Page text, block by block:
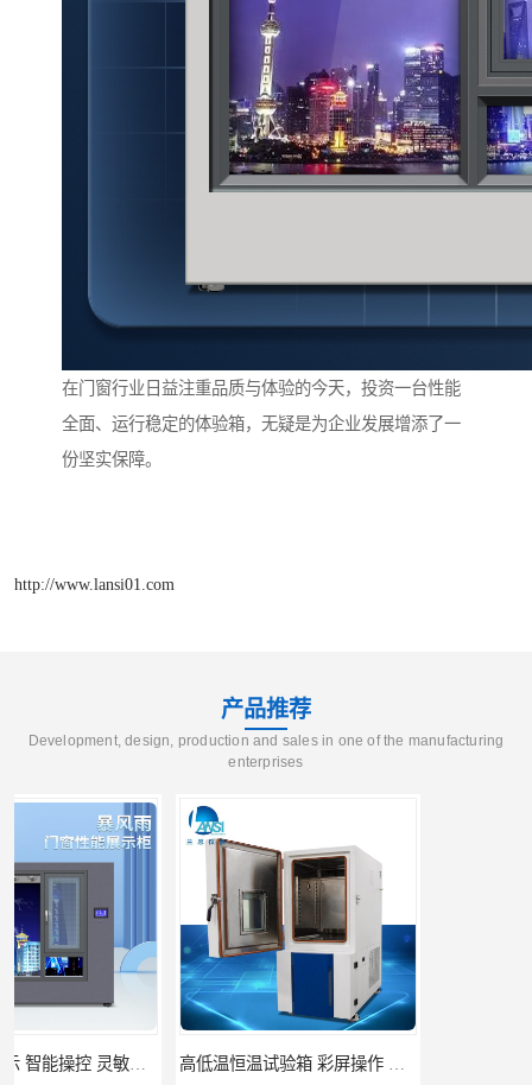
在门窗行业日益注重品质与体验的今天，投资一台性能
全面、运行稳定的体验箱，无疑是为企业发展增添了一
份坚实保障。
http://www.lansi01.com
产品推荐
Development, design, production and sales in one of the manufacturing
enterprises
高低温恒温试验箱 彩屏操作 移动和放置方便